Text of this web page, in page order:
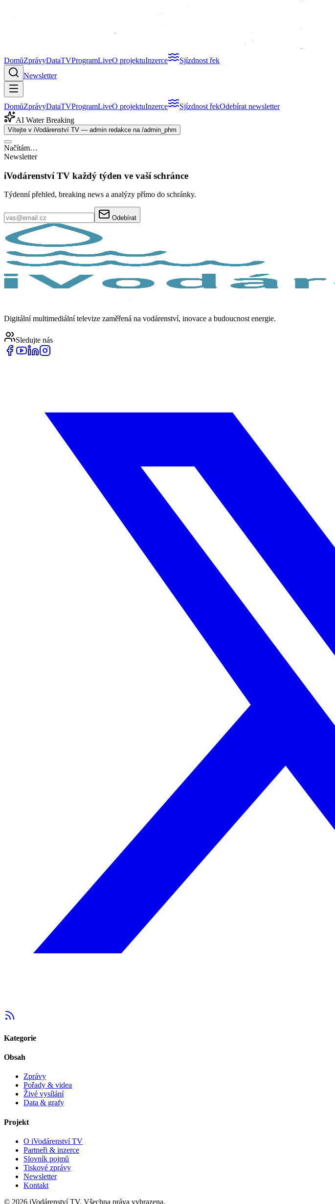
DomůZprávyDataTVProgramLiveO projektuInzerce
Sjízdnost řek
Newsletter
DomůZprávyDataTVProgramLiveO projektuInzerce Sjízdnost řekOdebírat newsletter
AI Water Breaking
Vítejte v iVodárenství TV — admin redakce na /admin_phm
Načítám…
Newsletter
iVodárenství TV každý týden ve vaší schránce
Týdenní přehled, breaking news a analýzy přímo do schránky.
Odebírat
Digitální multimediální televize zaměřená na vodárenství, inovace a budoucnost energie.
Sledujte nás
Kategorie
Obsah
Zprávy
Pořady & videa
Živé vysílání
Data & grafy
Projekt
O iVodárenství TV
Partneři & inzerce
Slovník pojmů
Tiskové zprávy
Newsletter
Kontakt
© 2026 iVodárenství TV. Všechna práva vyhrazena.